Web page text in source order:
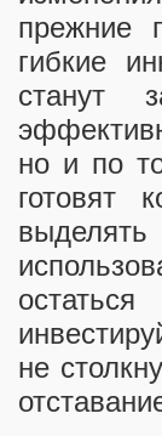
прежние
гибкие
станут
но и по
готовят
не